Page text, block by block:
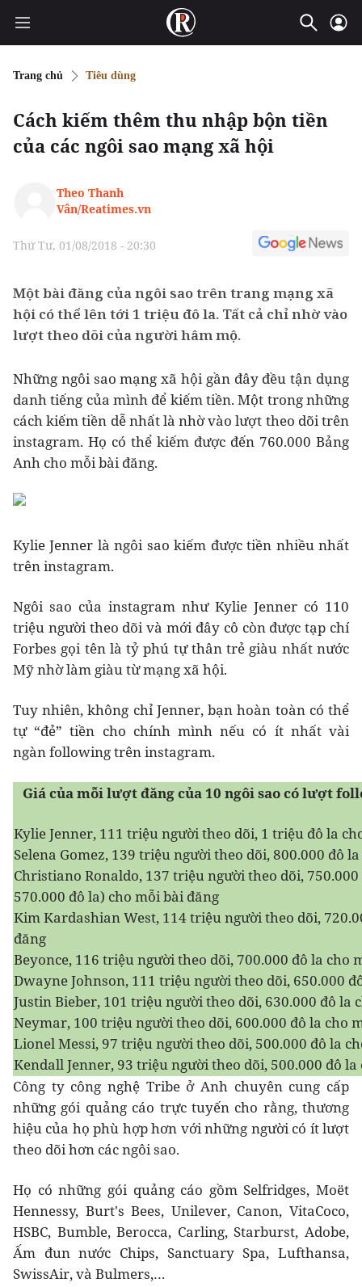
Trang chủ Tiêu dùng
Cách kiếm thêm thu nhập bộn tiền
của các ngôi sao mạng xã hội
Theo Thanh
Vân/Reatimes.vn
Thứ Tư, 01/08/2018 - 20:30
Một bài đăng của ngôi sao trên trang mạng xã
hội có thể lên tới 1 triệu đô la. Tất cả chỉ nhờ vào
lượt theo dõi của người hâm mộ.
Những ngôi sao mạng xã hội gần đây đều tận dụng
danh tiếng của mình để kiếm tiền. Một trong những
cách kiếm tiền dễ nhất là nhờ vào lượt theo dõi trên
instagram. Họ có thể kiếm được đến 760.000 Bảng
Anh cho mỗi bài đăng.
Kylie Jenner là ngôi sao kiếm được tiền nhiều nhất
trên instagram.
Ngôi sao của instagram như Kylie Jenner có 110
triệu người theo dõi và mới đây cô còn được tạp chí
Forbes gọi tên là tỷ phú tự thân trẻ giàu nhất nước
Mỹ nhờ làm giàu từ mạng xã hội.
Tuy nhiên, không chỉ Jenner, bạn hoàn toàn có thể
tự “đẻ” tiền cho chính mình nếu có ít nhất vài
ngàn following trên instagram.
Giá của mỗi lượt đăng của 10 ngôi sao có lượt
Kylie Jenner, 111 triệu người theo dõi, 1 triệu đô la
Selena Gomez, 139 triệu người theo dõi, 800.000 đô
Christiano Ronaldo, 137 triệu người theo dõi,
570.000 đô la) cho mỗi bài đăng
Kim Kardashian West, 114 triệu người theo dõi,
đăng
Beyonce, 116 triệu người theo dõi, 700.000 đô la cho
Dwayne Johnson, 111 triệu người theo dõi, 650.000
Justin Bieber, 101 triệu người theo dõi, 630.000 đô la
Neymar, 100 triệu người theo dõi, 600.000 đô la cho
Lionel Messi, 97 triệu người theo dõi, 500.000 đô la
Kendall Jenner, 93 triệu người theo dõi, 500.000 đô
Công ty công nghệ Tribe ở Anh chuyên cung cấp
những gói quảng cáo trực tuyến cho rằng, thương
hiệu của họ phù hợp hơn với những người có ít lượt
theo dõi hơn các ngôi sao.
Họ có những gói quảng cáo gồm Selfridges, Moët
Hennessy, Burt's Bees, Unilever, Canon, VitaCoco,
HSBC, Bumble, Berocca, Carling, Starburst, Adobe,
Ấm đun nước Chips, Sanctuary Spa, Lufthansa,
SwissAir, và Bulmers,…